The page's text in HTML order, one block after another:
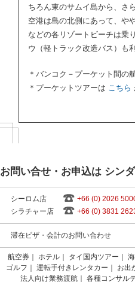
ちろん東のサムイ島から、さ
空港は島の北側にあって、や
などの各リゾートビーチは乗
ウ（軽トラック改造バス）も
＊バンコク－プーケット間の
＊プーケットツアーは こちら
お問い合せ・お申込は シン
シーロム店
+66 (0) 2026
シラチャー店
+66 (0) 3831
滞在ビザ・会計のお問い合わせ
航空券 ホテル タイ国内ツアー
ゴルフ
運転手付きレンタカー
お出
法人向け業務渡航
各種コンサル